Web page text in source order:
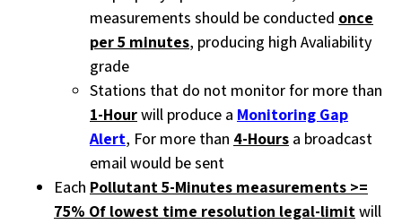
measurements should be conducted once
per 5 minutes, producing high Avaliability
grade
Stations that do not monitor for more than
1-Hourwill produce a Monitoring Gap
Alert, For more than 4-Hours a broadcast
email would be sent
Each Pollutant 5-Minutes measurements >=
75% Of lowest time resolution legal-limitwill